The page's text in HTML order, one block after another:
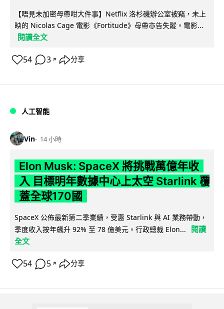
【唔見未加密母帶咁大件事】Netflix 洛杉磯辦公室被竊，未上
映的 Nicolas Cage 電影《Fortitude》母帶亦告失蹤。電影...
閱讀全文
54 3 ↗ 分享
人工智能
Vin 14 小時
Elon Musk: SpaceX 將挑戰萬億年收
入 目標明年數據中心上太空 Starlink 覆
蓋全球170國
SpaceX 公佈最新第二季業績，受惠 Starlink 與 AI 業務帶動，
季度收入按年飆升 92% 至 78 億美元。行政總裁 Elon...
閱讀
全文
54 5 ↗ 分享